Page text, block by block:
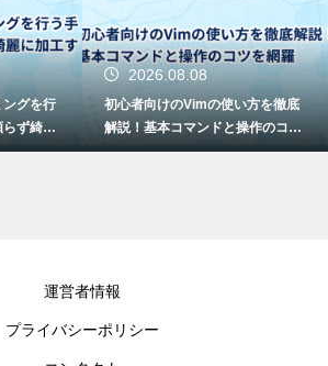
ングを行
ず綺麗
2026.08.08
初心者向けのVimの使い方を徹底
解説！基本コマンドと操作のコツ
を網羅
運営者情報
プライバシーポリシー